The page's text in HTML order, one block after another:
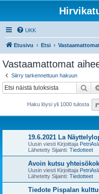
UKK
Etusivu Etsi
Vastaamattomat
Siirry tarkennettuun hakuun
Etsi
Haku löysi yli 1000 tulosta
19.6.2021 La
Uusin viesti Kirjoittaja
Lähetetty Sijainti: Tiedotteet
Avoin kutsu
Uusin viesti Kirjoittaja
Lähetetty Sijainti: Tiedotteet
Tiedote Pispalan